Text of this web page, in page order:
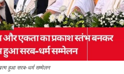
हुआ सरब-धर्म सम्मेलन